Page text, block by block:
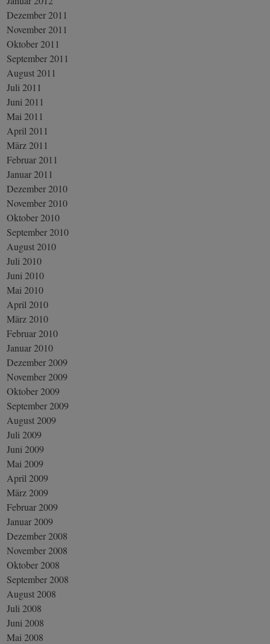
Dezember 2011
November 2011
Oktober 2011
September 2011
August 2011
Juli 2011
Juni 2011
Mai 2011
April 2011
März 2011
Februar 2011
Januar 2011
Dezember 2010
November 2010
Oktober 2010
September 2010
August 2010
Juli 2010
Juni 2010
Mai 2010
April 2010
März 2010
Februar 2010
Januar 2010
Dezember 2009
November 2009
Oktober 2009
September 2009
August 2009
Juli 2009
Juni 2009
Mai 2009
April 2009
März 2009
Februar 2009
Januar 2009
Dezember 2008
November 2008
Oktober 2008
September 2008
August 2008
Juli 2008
Juni 2008
Mai 2008